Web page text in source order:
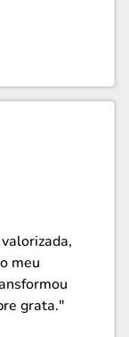
meu
grata."